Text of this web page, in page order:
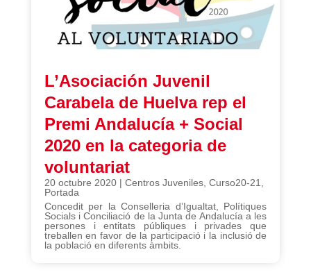
L’Asociación Juvenil
Carabela de Huelva rep el
Premi Andalucía + Social
2020 en la categoria de
voluntariat
20 octubre 2020| Centros Juveniles, Curso20-21
Portada
Concedit per la Conselleria d’Igualtat, Polítiques
Socials i Conciliació de la Junta de Andalucía a les
persones i entitats públiques i privades que
treballen en favor de la participació i la inclusió de
la població en diferents àmbits.